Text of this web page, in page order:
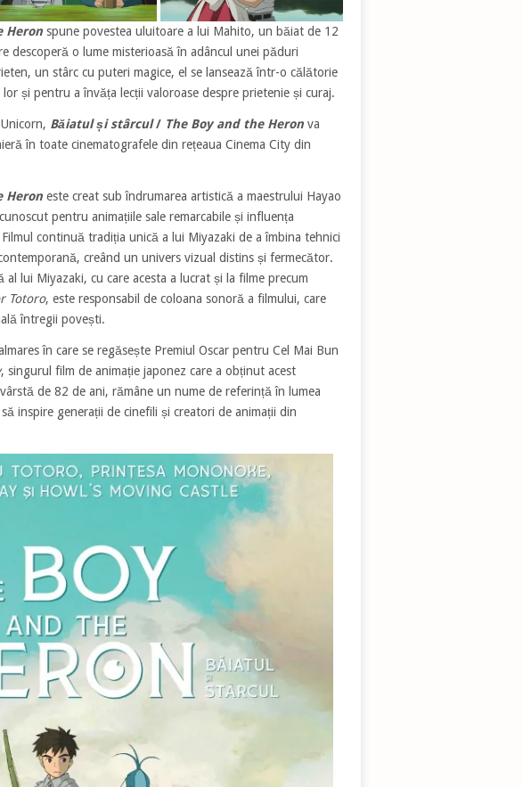
Heron spune povestea uluitoare a lui Mahito, un băiat de 12
descoperă o lume misterioasă în adâncul unei păduri
un stârc cu puteri magice, el se lansează într-o călătorie
și pentru a învăța lecții valoroase despre prietenie și curaj.
Băiatul și stârcul/ The Boy and the Heron va
în toate cinematografele din rețeaua Cinema City din
Heron este creat sub îndrumarea artistică a maestrului Hayao
pentru animațiile sale remarcabile și influența
continuă tradiția unică a lui Miyazaki de a îmbina tehnici
creând un univers vizual distins și fermecător.
lui Miyazaki, cu care acesta a lucrat și la filme precum
Totoro, este responsabil de coloana sonoră a filmului, care
întregii povești.
în care se regăsește Premiul Oscar pentru Cel Mai Bun
, singurul film de animație japonez care a obținut acest
de 82 de ani, rămâne un nume de referință în lumea
inspire generații de cinefili și creatori de animații din